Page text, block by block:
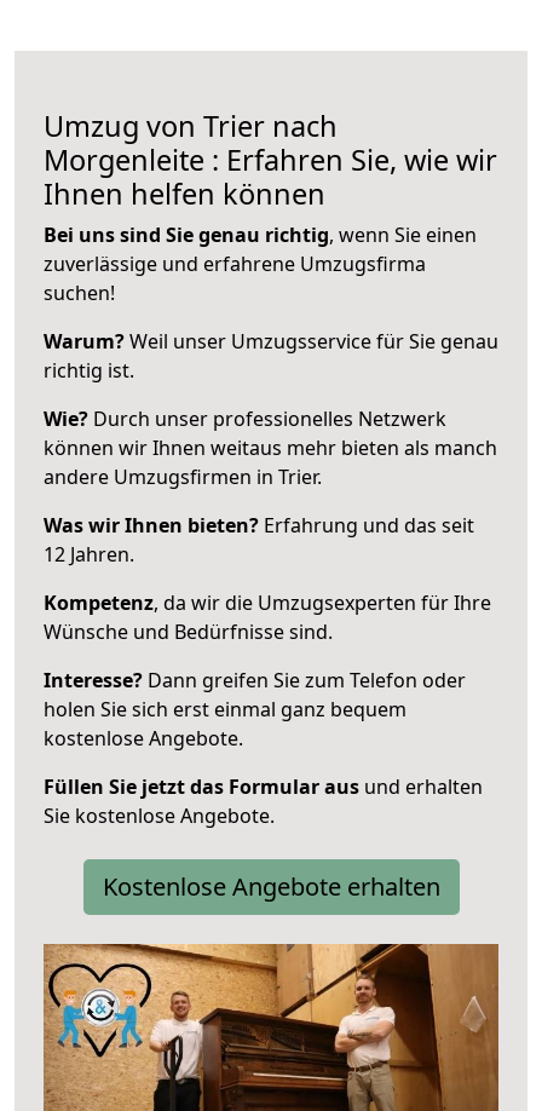
Umzug von Trier nach
Morgenleite : Erfahren Sie, wie wir
Ihnen helfen können
Bei uns sind Sie genau richtig, wenn Sie einen
zuverlässige und erfahrene Umzugsfirma
suchen!
Warum?Weil unser Umzugsservice für Sie genau
richtig ist.
Wie? Durch unser professionelles Netzwerk
können wir Ihnen weitaus mehr bieten als manch
andere Umzugsfirmen in Trier.
Was wir Ihnen bieten? Erfahrung und das seit
12 Jahren.
Kompetenz, da wir die Umzugsexperten für Ihre
Wünsche und Bedürfnisse sind.
Interesse? Dann greifen Sie zum Telefon oder
holen Sie sich erst einmal ganz bequem
kostenlose Angebote.
Füllen Sie jetzt das Formular aus und erhalten
Sie kostenlose Angebote.
Kostenlose Angebote erhalten